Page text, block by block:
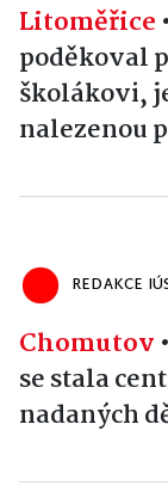
Litoměřice •
poděkoval
školákovi,
nalezenou
REDAKCE
Chomutov •
se stala
nadaných